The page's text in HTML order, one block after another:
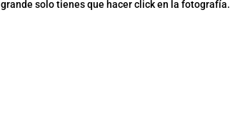
solo tienes que hacer click en la fotografía.